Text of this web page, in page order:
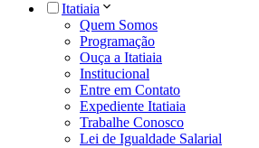
Itatiaia
Quem Somos
Programação
Ouça a Itatiaia
Institucional
Entre em Contato
Expediente Itatiaia
Trabalhe Conosco
Lei de Igualdade Salarial